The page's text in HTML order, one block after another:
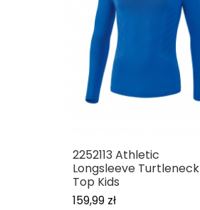
2252113 Athletic
Longsleeve Turtleneck
Top Kids
159,99 zł